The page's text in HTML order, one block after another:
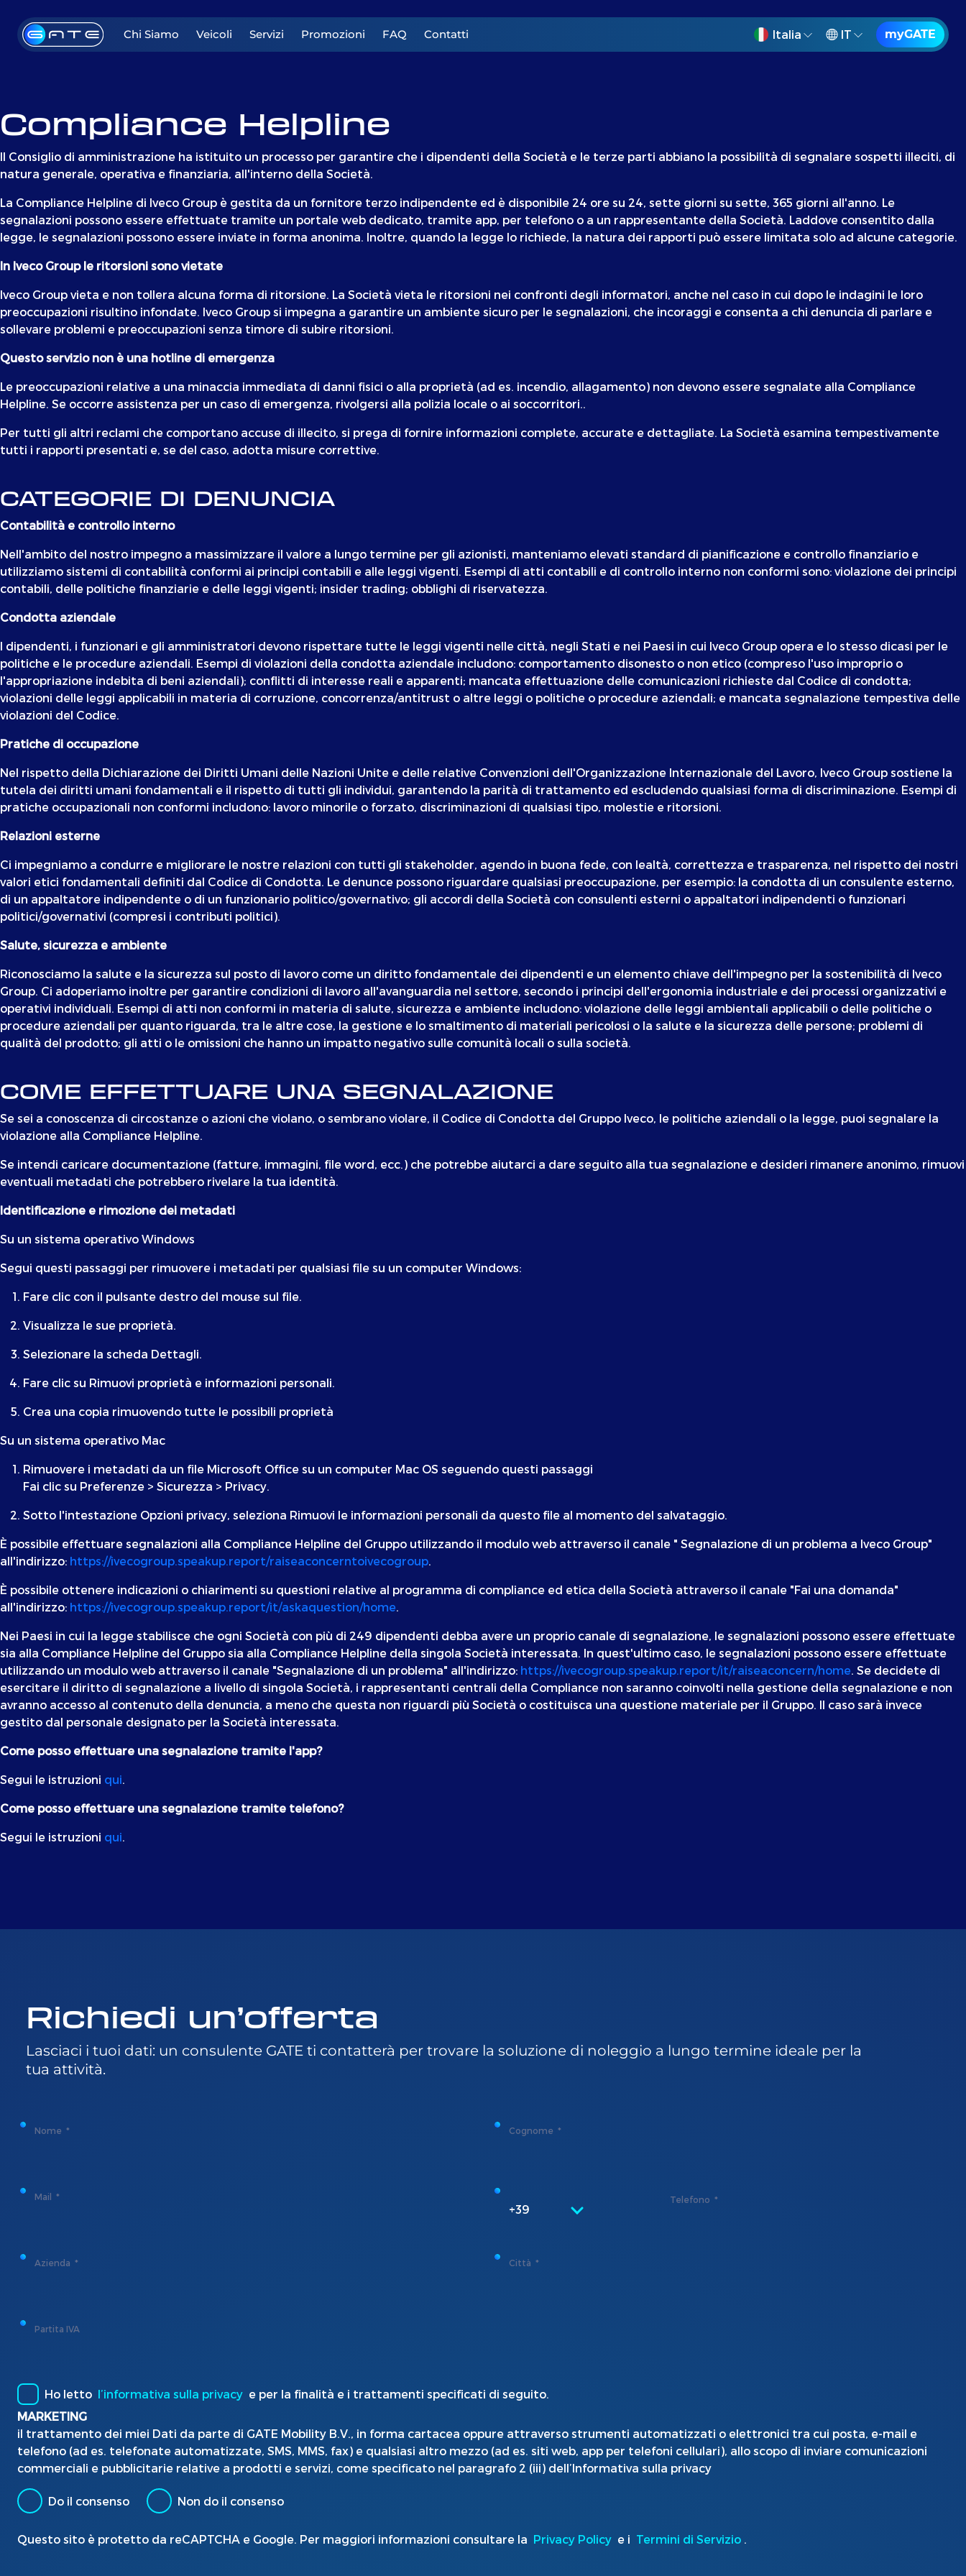
Chi Siamo Veicoli Servizi Promozioni FAQ Contatti Italia IT myGATE
Compliance Helpline
Il Consiglio di amministrazione ha istituito un processo per garantire che i dipendenti della Società e le terze parti abbiano la possibilità di segnalare sospetti illeciti, di
natura generale, operativa e finanziaria, all'interno della Società.
La Compliance Helpline di Iveco Group è gestita da un fornitore terzo indipendente ed è disponibile 24 ore su 24, sette giorni su sette, 365 giorni all'anno. Le
segnalazioni possono essere effettuate tramite un portale web dedicato, tramite app, per telefono o a un rappresentante della Società. Laddove consentito dalla
legge, le segnalazioni possono essere inviate in forma anonima. Inoltre, quando la legge lo richiede, la natura dei rapporti può essere limitata solo ad alcune categorie.
In Iveco Group le ritorsioni sono vietate
Iveco Group vieta e non tollera alcuna forma di ritorsione. La Società vieta le ritorsioni nei confronti degli informatori, anche nel caso in cui dopo le indagini le loro
preoccupazioni risultino infondate. Iveco Group si impegna a garantire un ambiente sicuro per le segnalazioni, che incoraggi e consenta a chi denuncia di parlare e
sollevare problemi e preoccupazioni senza timore di subire ritorsioni.
Questo servizio non è una hotline di emergenza
Le preoccupazioni relative a una minaccia immediata di danni fisici o alla proprietà (ad es. incendio, allagamento) non devono essere segnalate alla Compliance
Helpline. Se occorre assistenza per un caso di emergenza, rivolgersi alla polizia locale o ai soccorritori..
Per tutti gli altri reclami che comportano accuse di illecito, si prega di fornire informazioni complete, accurate e dettagliate. La Società esamina tempestivamente
tutti i rapporti presentati e, se del caso, adotta misure correttive.
CATEGORIE DI DENUNCIA
Contabilità e controllo interno
Nell'ambito del nostro impegno a massimizzare il valore a lungo termine per gli azionisti, manteniamo elevati standard di pianificazione e controllo finanziario e
utilizziamo sistemi di contabilità conformi ai principi contabili e alle leggi vigenti. Esempi di atti contabili e di controllo interno non conformi sono: violazione dei principi
contabili, delle politiche finanziarie e delle leggi vigenti; insider trading; obblighi di riservatezza.
Condotta aziendale
I dipendenti, i funzionari e gli amministratori devono rispettare tutte le leggi vigenti nelle città, negli Stati e nei Paesi in cui Iveco Group opera e lo stesso dicasi per le
politiche e le procedure aziendali. Esempi di violazioni della condotta aziendale includono: comportamento disonesto o non etico (compreso l'uso improprio o
l'appropriazione indebita di beni aziendali); conflitti di interesse reali e apparenti; mancata effettuazione delle comunicazioni richieste dal Codice di condotta;
violazioni delle leggi applicabili in materia di corruzione, concorrenza/antitrust o altre leggi o politiche o procedure aziendali; e mancata segnalazione tempestiva delle
violazioni del Codice.
Pratiche di occupazione
Nel rispetto della Dichiarazione dei Diritti Umani delle Nazioni Unite e delle relative Convenzioni dell'Organizzazione Internazionale del Lavoro, Iveco Group sostiene la
tutela dei diritti umani fondamentali e il rispetto di tutti gli individui, garantendo la parità di trattamento ed escludendo qualsiasi forma di discriminazione. Esempi di
pratiche occupazionali non conformi includono: lavoro minorile o forzato, discriminazioni di qualsiasi tipo, molestie e ritorsioni.
Relazioni esterne
Ci impegniamo a condurre e migliorare le nostre relazioni con tutti gli stakeholder, agendo in buona fede, con lealtà, correttezza e trasparenza, nel rispetto dei nostri
valori etici fondamentali definiti dal Codice di Condotta. Le denunce possono riguardare qualsiasi preoccupazione, per esempio: la condotta di un consulente esterno,
di un appaltatore indipendente o di un funzionario politico/governativo; gli accordi della Società con consulenti esterni o appaltatori indipendenti o funzionari
politici/governativi (compresi i contributi politici).
Salute, sicurezza e ambiente
Riconosciamo la salute e la sicurezza sul posto di lavoro come un diritto fondamentale dei dipendenti e un elemento chiave dell'impegno per la sostenibilità di Iveco
Group. Ci adoperiamo inoltre per garantire condizioni di lavoro all'avanguardia nel settore, secondo i principi dell'ergonomia industriale e dei processi organizzativi e
operativi individuali. Esempi di atti non conformi in materia di salute, sicurezza e ambiente includono: violazione delle leggi ambientali applicabili o delle politiche o
procedure aziendali per quanto riguarda, tra le altre cose, la gestione e lo smaltimento di materiali pericolosi o la salute e la sicurezza delle persone; problemi di
qualità del prodotto; gli atti o le omissioni che hanno un impatto negativo sulle comunità locali o sulla società.
COME EFFETTUARE UNA SEGNALAZIONE
Se sei a conoscenza di circostanze o azioni che violano, o sembrano violare, il Codice di Condotta del Gruppo Iveco, le politiche aziendali o la legge, puoi segnalare la
violazione alla Compliance Helpline.
Se intendi caricare documentazione (fatture, immagini, file word, ecc.) che potrebbe aiutarci a dare seguito alla tua segnalazione e desideri rimanere anonimo, rimuovi
eventuali metadati che potrebbero rivelare la tua identità.
Identificazione e rimozione dei metadati
Su un sistema operativo Windows
Segui questi passaggi per rimuovere i metadati per qualsiasi file su un computer Windows:
Fare clic con il pulsante destro del mouse sul file.
Visualizza le sue proprietà.
Selezionare la scheda Dettagli.
Fare clic su Rimuovi proprietà e informazioni personali.
Crea una copia rimuovendo tutte le possibili proprietà
Su un sistema operativo Mac
Rimuovere i metadati da un file Microsoft Office su un computer Mac OS seguendo questi passaggi
Fai clic su Preferenze > Sicurezza > Privacy.
Sotto l'intestazione Opzioni privacy, seleziona Rimuovi le informazioni personali da questo file al momento del salvataggio.
È possibile effettuare segnalazioni alla Compliance Helpline del Gruppo utilizzando il modulo web attraverso il canale " Segnalazione di un problema a Iveco Group"
all'indirizzo: https://ivecogroup.speakup.report/raiseaconcerntoivecogroup.
È possibile ottenere indicazioni o chiarimenti su questioni relative al programma di compliance ed etica della Società attraverso il canale "Fai una domanda"
all'indirizzo: https://ivecogroup.speakup.report/it/askaquestion/home.
Nei Paesi in cui la legge stabilisce che ogni Società con più di 249 dipendenti debba avere un proprio canale di segnalazione, le segnalazioni possono essere effettuate
sia alla Compliance Helpline del Gruppo sia alla Compliance Helpline della singola Società interessata. In quest'ultimo caso, le segnalazioni possono essere effettuate
utilizzando un modulo web attraverso il canale "Segnalazione di un problema" all'indirizzo: https://ivecogroup.speakup.report/it/raiseaconcern/home. Se decidete di
esercitare il diritto di segnalazione a livello di singola Società, i rappresentanti centrali della Compliance non saranno coinvolti nella gestione della segnalazione e non
avranno accesso al contenuto della denuncia, a meno che questa non riguardi più Società o costituisca una questione materiale per il Gruppo. Il caso sarà invece
gestito dal personale designato per la Società interessata.
Come posso effettuare una segnalazione tramite l'app?
Segui le istruzioni qui.
Come posso effettuare una segnalazione tramite telefono?
Segui le istruzioni qui.
Richiedi un’offerta
Lasciaci i tuoi dati: un consulente GATE ti contatterà per trovare la soluzione di noleggio a lungo termine ideale per la
tua attività.
Nome Cognome
Mail
+39
Telefono
Azienda Città
Partita IVA
Ho letto l’informativa sulla privacy e per la finalità e i trattamenti specificati di seguito.
MARKETING
il trattamento dei miei Dati da parte di GATE Mobility B.V., in forma cartacea oppure attraverso strumenti automatizzati o elettronici tra cui posta, e-mail e
telefono (ad es. telefonate automatizzate, SMS, MMS, fax) e qualsiasi altro mezzo (ad es. siti web, app per telefoni cellulari), allo scopo di inviare comunicazioni
commerciali e pubblicitarie relative a prodotti e servizi, come specificato nel paragrafo 2 (iii) dell’Informativa sulla privacy
Do il consenso Non do il consenso
Questo sito è protetto da reCAPTCHA e Google. Per maggiori informazioni consultare la Privacy Policy e i Termini di Servizio .